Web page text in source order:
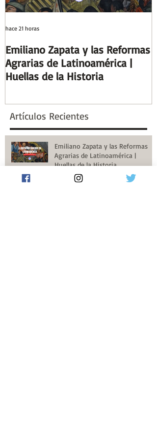
Emiliano Zapata y las Reformas
Agrarias de Latinoamérica |
Huellas de la Historia
hace 21 horas
Artículos Recientes
Emiliano Zapata y las Reformas
Agrarias de Latinoamérica |
Huellas de la Historia
hace 21 horas